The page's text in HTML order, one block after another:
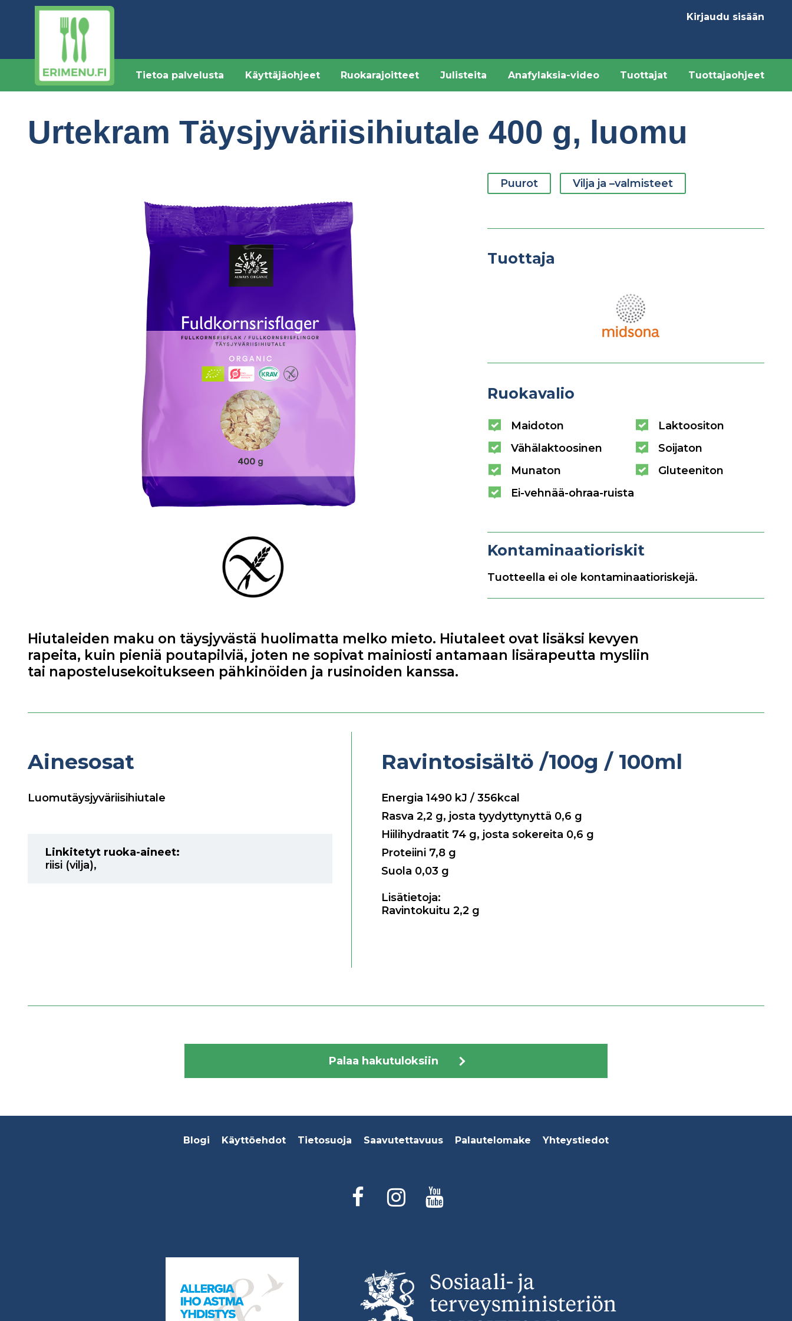
Hyppää
Käyttäjävalikko
Kirjaudu sisään
Tietoa palvelusta Käyttäjäohjeet Ruokarajoitteet Julisteita Anafylaksia-video Tuottajat Tuottajaohjeet
Urtekram Täysjyväriisihiutale 400 g, luomu
Puurot Vilja ja –valmisteet
Tuottaja
Ruokavalio
Maidoton
Laktoositon
Vähälaktoosinen
Soijaton
Munaton
Gluteeniton
Ei-vehnää-ohraa-ruista
Kontaminaatioriskit
Tuotteella ei ole kontaminaatioriskejä.
Hiutaleiden maku on täysjyvästä huolimatta melko mieto. Hiutaleet ovat lisäksi kevyen
rapeita, kuin pieniä poutapilviä, joten ne sopivat mainiosti antamaan lisärapeutta mysliin
tai napostelusekoitukseen pähkinöiden ja rusinoiden kanssa.
Ainesosat
Luomutäysjyväriisihiutale
Linkitetyt ruoka-aineet:
riisi (vilja),
Ravintosisältö /100g / 100ml
Energia 1490kJ / 356kcal
Rasva 2,2 g, josta tyydyttynyttä 0,6 g
Hiilihydraatit 74g, josta sokereita 0,6 g
Proteiini 7,8g
Suola 0,03 g
Lisätietoja:
Ravintokuitu 2,2 g
Palaa hakutuloksiin
Blogi Käyttöehdot Tietosuoja Saavutettavuus Palautelomake Yhteystiedot